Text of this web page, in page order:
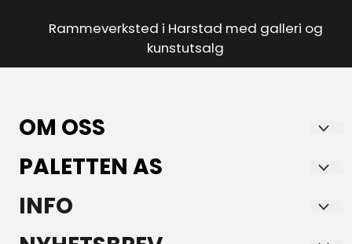
Rammeverksted i Harstad med galleri og
kunstutsalg
OM OSS
Paletten AS Kunst og Innramming
innramming og godt design.
PALETTEN AS
Storgata 7
INFO
Forsendelse og retur